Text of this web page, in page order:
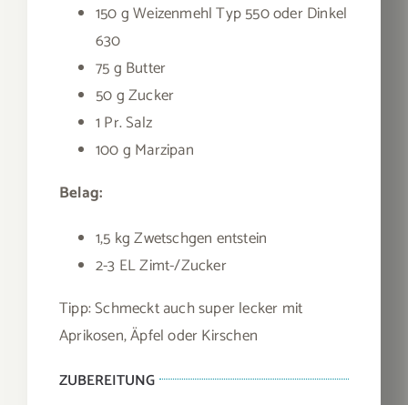
150 g Weizenmehl Typ 550 oder Dinkel
630
75 g Butter
50 g Zucker
1 Pr. Salz
100 g Marzipan
Belag:
1,5 kg Zwetschgen entstein
2-3 EL Zimt-/Zucker
Tipp: Schmeckt auch super lecker mit
Aprikosen, Äpfel oder Kirschen
ZUBEREITUNG